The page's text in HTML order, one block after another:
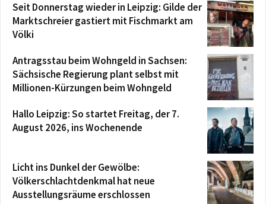
Seit Donnerstag wieder in Leipzig: Gilde der
Marktschreier gastiert mit Fischmarkt am
Völki
Antragsstau beim Wohngeld in Sachsen:
Sächsische Regierung plant selbst mit
Millionen-Kürzungen beim Wohngeld
Hallo Leipzig: So startet Freitag, der 7.
August 2026, ins Wochenende
Licht ins Dunkel der Gewölbe:
Völkerschlachtdenkmal hat neue
Ausstellungsräume erschlossen